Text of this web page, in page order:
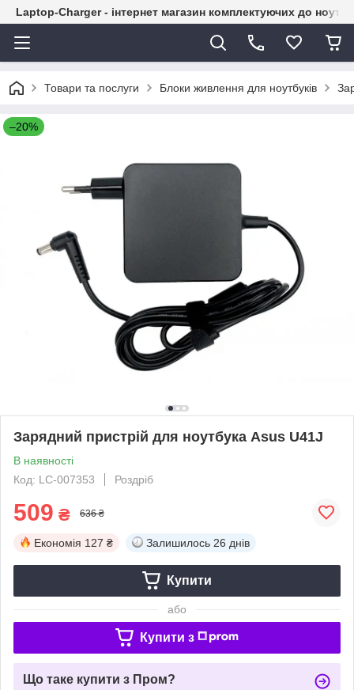
Laptop-Charger - інтернет магазин комплектуючих до
Товари та послуги Блоки живлення для ноутбуків
–20%
Зарядний пристрій для ноутбука Asus U41J
В наявності
Код: LC-007353
Роздріб
509 ₴ 636 ₴
Економія 127 ₴ Залишилось 26 днів
Купити
або
Купити з
Що таке купити з Пром?